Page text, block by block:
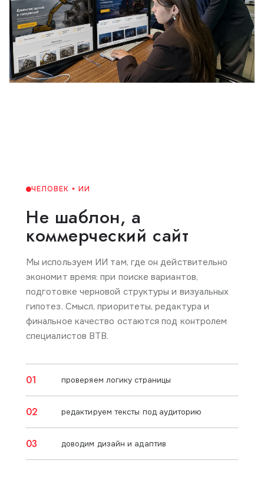
ЧЕЛОВЕК + ИИ
Не шаблон, а
коммерческий сайт
Мы используем ИИ там, где он действительно
экономит время: при поиске вариантов,
подготовке черновой структуры и визуальных
гипотез. Смысл, приоритеты, редактура и
финальное качество остаются под контролем
специалистов BTB.
01 проверяем логику страницы
02 редактируем тексты под аудиторию
03 доводим дизайн и адаптив